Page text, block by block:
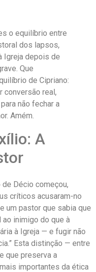
o equilíbrio entre
dos lapsos,
Igreja depois de
Que
de Cipriano:
conversão real,
não fechar a
Amém.
A
Décio começou,
críticos acusaram-no
um pastor que sabia que
inimigo do que à
à Igreja — e fugir não
Esta distinção — entre
que preserva a
importantes da ética